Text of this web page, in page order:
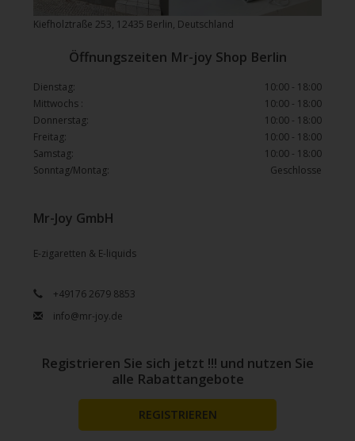
Mr-Joy GmbH
E-zigaretten & E-liquids
+49176 2679 8853
info@mr-joy.de
Kiefholztraße 253, 12435 Berlin, Deutschland
Öffnungszeiten Mr-joy Shop Berlin
Dienstag:
10:00 - 18:00
Mittwochs :
10:00 - 18:00
Donnerstag:
10:00 - 18:00
Freitag:
10:00 - 18:00
Samstag:
10:00 - 18:00
Sonntag/Montag:
Geschlosse
Registrieren Sie sich jetzt !!! und nutzen Sie
alle Rabattangebote
REGISTRIEREN